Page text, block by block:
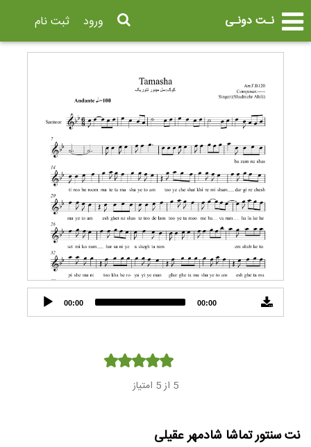
نـت دونـی ثبت نام ورود
Audio
Player
00:00 00:00
5 از 5 امتیاز
نت سنتور تماشا شادمهر عقیلی